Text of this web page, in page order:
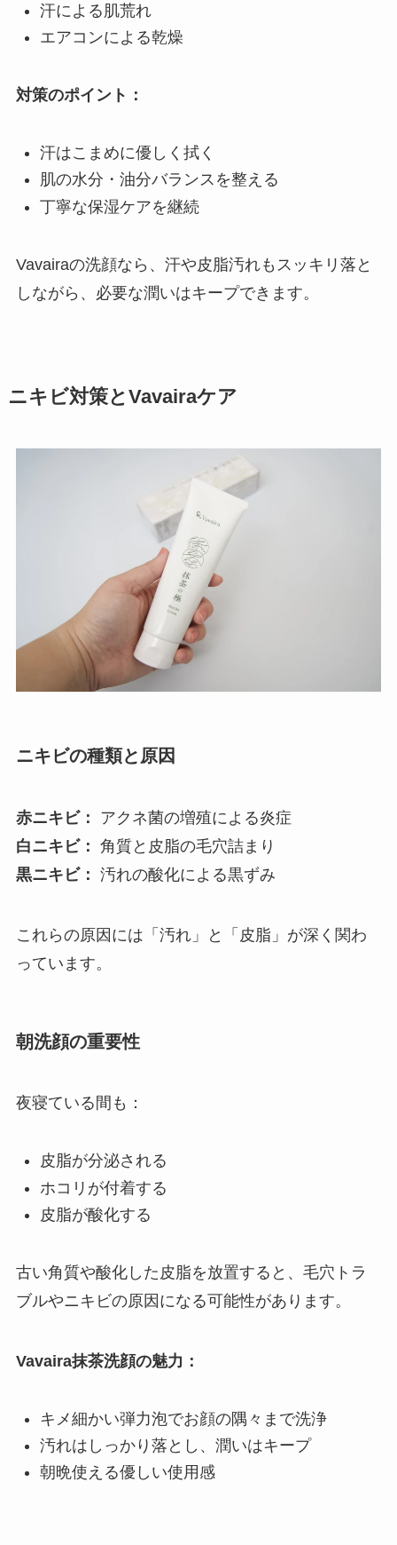
汗による肌荒れ
エアコンによる乾燥
対策のポイント：
汗はこまめに優しく拭く
肌の水分・油分バランスを整える
丁寧な保湿ケアを継続
Vavairaの洗顔なら、汗や皮脂汚れもスッキリ落と
しながら、必要な潤いはキープできます。
ニキビ対策とVavairaケア
ニキビの種類と原因
赤ニキビ：
アクネ菌の増殖による炎症
白ニキビ： 角質と皮脂の毛穴詰まり
黒ニキビ： 汚れの酸化による黒ずみ
これらの原因には「汚れ」と「皮脂」が深く関わ
っています。
朝洗顔の重要性
夜寝ている間も：
皮脂が分泌される
ホコリが付着する
皮脂が酸化する
古い角質や酸化した皮脂を放置すると、毛穴トラ
ブルやニキビの原因になる可能性があります。
Vavaira抹茶洗顔の魅力：
キメ細かい弾力泡でお顔の隅々まで洗浄
汚れはしっかり落とし、潤いはキープ
朝晩使える優しい使用感